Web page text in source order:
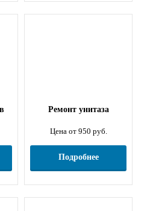
Ремонт унитаза
Цена от 950 руб.
Подробнее